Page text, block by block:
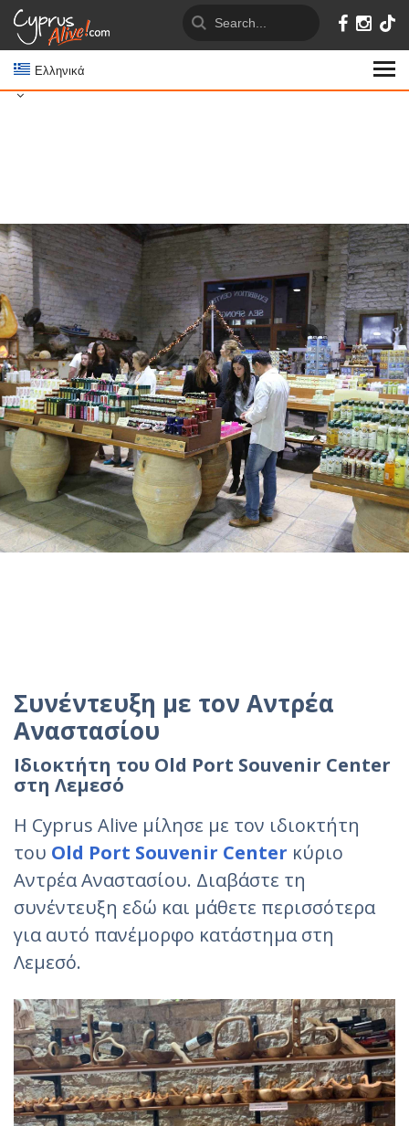
Ελληνικά
Συνέντευξη με τον Αντρέα
Αναστασίου
Ιδιοκτήτη του Old Port Souvenir Center
στη Λεμεσό
Η Cyprus Alive μίλησε με τον ιδιοκτήτη
του Old Port Souvenir Center κύριο
Αντρέα Αναστασίου. Διαβάστε τη
συνέντευξη εδώ και μάθετε περισσότερα
για αυτό πανέμορφο κατάστημα στη
Λεμεσό.